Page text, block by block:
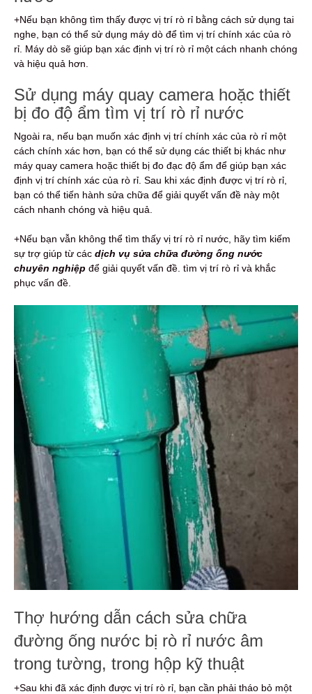
+Nếu bạn không tìm thấy được vị trí rò rỉ bằng cách sử dụng tai
nghe, bạn có thể sử dụng máy dò để tìm vị trí chính xác của rò
rỉ. Máy dò sẽ giúp bạn xác định vị trí rò rỉ một cách nhanh chóng
và hiệu quả hơn.
Sử dụng máy quay camera hoặc thiết
bị đo độ ẩm tìm vị trí rò rỉ nước
Ngoài ra, nếu bạn muốn xác định vị trí chính xác của rò rỉ một
cách chính xác hơn, bạn có thể sử dụng các thiết bị khác như
máy quay camera hoặc thiết bị đo đạc độ ẩm để giúp bạn xác
định vị trí chính xác của rò rỉ. Sau khi xác định được vị trí rò rỉ,
bạn có thể tiến hành sửa chữa để giải quyết vấn đề này một
cách nhanh chóng và hiệu quả.
+Nếu bạn vẫn không thể tìm thấy vị trí rò rỉ nước, hãy tìm kiếm
sự trợ giúp từ các dịch vụ sửa chữa đường ống nước
chuyên nghiệp để giải quyết vấn đề. tìm vị trí rò rỉ và khắc
phục vấn đề.
Thợ hướng dẫn cách sửa chữa
đường ống nước bị rò rỉ nước âm
trong tường, trong hộp kỹ thuật
+Sau khi đã xác định được vị trí rò rỉ, bạn cần phải tháo bỏ một